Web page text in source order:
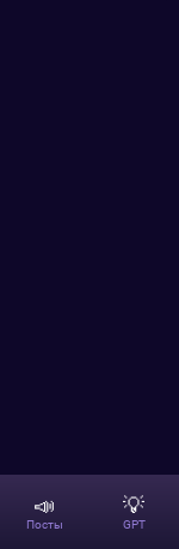
📣
Посты
💡
GPT